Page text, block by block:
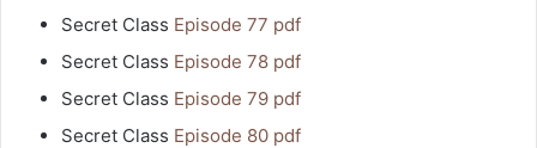
Secret Class Episode 77 pdf
Secret Class Episode 78 pdf
Secret Class Episode 79 pdf
Secret Class Episode 80 pdf